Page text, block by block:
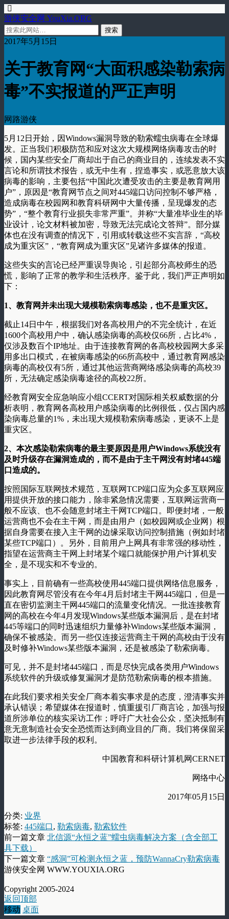
游侠安全网 YouXia.ORG
2017年5月15日
关于教育网“大面积感染勒索病
毒”不实报道的严正声明
网路游侠
5月12日开始，因Windows漏洞导致的勒索蠕虫病毒在全球爆
发。正当我们积极防范和应对这次大规模网络病毒攻击的时
候，国内某些安全厂商却出于自己的商业目的，连续发表不实
言论和所谓技术报告，或无中生有，捏造事实，或恶意放大该
病毒的影响，主要包括“中国此次遭受攻击的主要是教育网用
户”，原因是“教育网节点之间对445端口访问控制不够严格，
造成病毒在校园网和教育科研网中大量传播，呈现爆发的态
势”，“整个教育行业损失非常严重”。并称“大量准毕业生的毕
业设计，论文材料被加密，导致无法完成论文答辩”。部分媒
体也在没有调查的情况下，引用或转载这些不实言辞，“高校
成为重灾区”，“教育网成为重灾区”见诸许多媒体的报道。
这些失实的言论已经严重误导舆论，引起部分高校师生的恐
慌，影响了正常的教学和生活秩序。鉴于此，我们严正声明如
下：
1、教育网并未出现大规模勒索病毒感染，也不是重灾区。
截止14日中午，根据我们对各高校用户的不完全统计，在近
1600个高校用户中，确认感染病毒的高校仅66所，占比4%，
仅涉及数百个IP地址。由于连接教育网的各高校校园网大多采
用多出口模式，在被病毒感染的66所高校中，通过教育网感染
病毒的高校仅有5所，通过其他运营商网络感染病毒的高校39
所，无法确定感染病毒途径的高校22所。
经教育网安全应急响应小组CCERT对国际相关权威数据的分
析表明，教育网各高校用户感染病毒的比例很低，仅占国内感
染病毒总量的1%，未出现大规模勒索病毒感染，更谈不上是
重灾区。
2、本次感染勒索病毒的最主要原因是用户Windows系统没有
及时升级存在漏洞造成的，而不是由于主干网没有封堵445端
口造成的。
按照国际互联网技术规范，互联网TCP端口应为众多互联网应
用提供开放的接口能力，除非紧急情况需要，互联网运营商一
般不应该、也不会随意封堵主干网TCP端口。即便封堵，一般
运营商也不会在主干网，而是由用户（如校园网或企业网）根
据自身需要在接入主干网的边缘采取访问控制措施（例如封堵
某些TCP端口）。另外，目前用户上网具有非常强的移动性，
指望在运营商主干网上封堵某个端口就能保护用户计算机安
全，是不现实和不专业的。
事实上，目前确有一些高校使用445端口提供网络信息服务，
因此教育网尽管没有在今年4月后封堵主干网445端口，但是一
直在密切监测主干网445端口的流量变化情况。一批连接教育
网的高校在今年4月发现Windows某些版本漏洞后，是在封堵
445等端口的同时迅速组织力量修补Windows某些版本漏洞，
确保不被感染。而另一些仅连接运营商主干网的高校由于没有
及时修补Windows某些版本漏洞，还是被感染了勒索病毒。
可见，并不是封堵445端口，而是尽快完成各类用户Windows
系统软件的升级或修复漏洞才是防范勒索病毒的根本措施。
在此我们要求相关安全厂商本着实事求是的态度，澄清事实并
承认错误；希望媒体在报道时，慎重援引厂商言论，加强与报
道所涉单位的核实采访工作；呼吁广大社会公众，坚决抵制有
意无意制造社会安全恐慌而达到商业目的厂商。我们将保留采
取进一步法律手段的权利。
中国教育和科研计算机网CERNET
网络中心
2017年05月15日
分类: 业界
标签: 445端口, 勒索病毒, 勒索软件
前一篇文章 北信源“永恒之蓝”蠕虫病毒解决方案（含全部工
具下载）
下一篇文章 “感洞”可检测永恒之蓝，预防WannaCry勒索病毒
游侠安全网 WWW.YOUXIA.ORG
Copyright 2005-2024
返回顶部
移动 桌面